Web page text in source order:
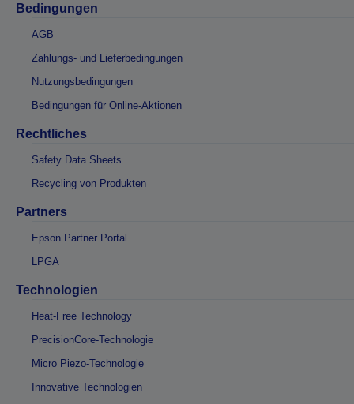
Bedingungen
AGB
Zahlungs- und Lieferbedingungen
Nutzungsbedingungen
Bedingungen für Online-Aktionen
Rechtliches
Safety Data Sheets
Recycling von Produkten
Partners
Epson Partner Portal
LPGA
Technologien
Heat-Free Technology
PrecisionCore-Technologie
Micro Piezo-Technologie
Innovative Technologien